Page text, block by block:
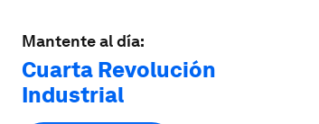
Mantente al día:
Cuarta Revolución
Industrial